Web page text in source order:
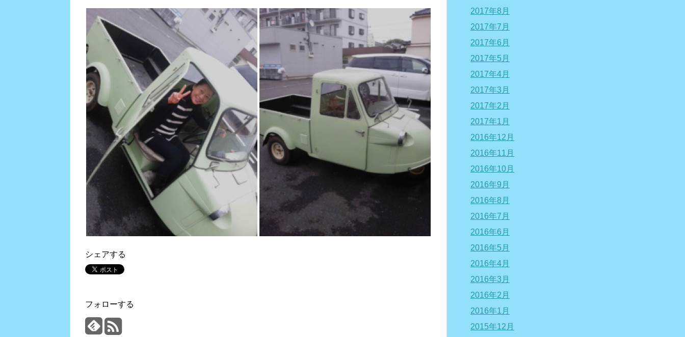
シェアする
フォローする
2017年8月
2017年7月
2017年6月
2017年5月
2017年4月
2017年3月
2017年2月
2017年1月
2016年12月
2016年11月
2016年10月
2016年9月
2016年8月
2016年7月
2016年6月
2016年5月
2016年4月
2016年3月
2016年2月
2016年1月
2015年12月